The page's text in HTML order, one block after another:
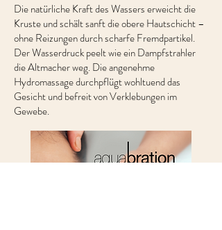
Die natürliche Kraft des Wassers erweicht die
Kruste und schält sanft die obere Hautschicht –
ohne Reizungen durch scharfe Fremdpartikel.
Der Wasserdruck peelt wie ein Dampfstrahler
die Altmacher weg. Die angenehme
Hydromassage durchpflügt wohltuend das
Gesicht und befreit von Verklebungen im
Gewebe.